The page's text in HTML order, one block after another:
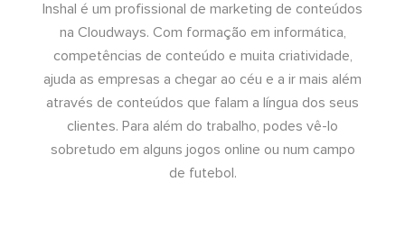
Inshal é um profissional de marketing de conteúdos
na Cloudways. Com formação em informática,
competências de conteúdo e muita criatividade,
ajuda as empresas a chegar ao céu e a ir mais além
através de conteúdos que falam a língua dos seus
clientes. Para além do trabalho, podes vê-lo
sobretudo em alguns jogos online ou num campo
de futebol.